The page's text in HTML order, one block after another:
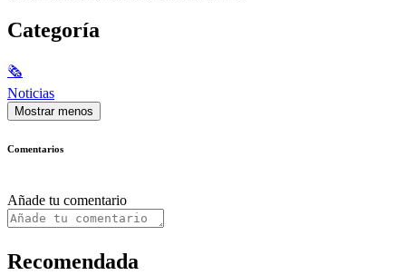
Categoría
🗞
Noticias
Mostrar menos
Comentarios
Añade tu comentario
Recomendada